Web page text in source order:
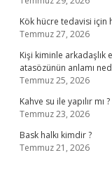
Kök hücre tedavisi için
Temmuz 27, 2026
Kişi kiminle
atasözünün anlamı
Temmuz 25, 2026
Kahve su ile yapılır mı ?
Temmuz 23, 2026
Bask halkı kimdir ?
Temmuz 21, 2026